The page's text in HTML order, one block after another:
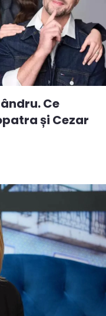
Ce
și Cezar